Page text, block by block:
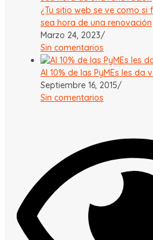
¿Tu sitio web se ve como si
sea hora de una renovación
Marzo 24, 2023/
Sin comentarios
Al 10% de las PyMEs les da
Septiembre 16, 2015/
Sin comentarios